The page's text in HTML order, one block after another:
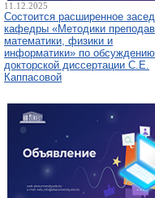
11.12.2025
Состоится расширенное
кафедры «Методики
математики, физики и
информатики» по обсуждению
докторской диссертации С.Е.
Каппасовой